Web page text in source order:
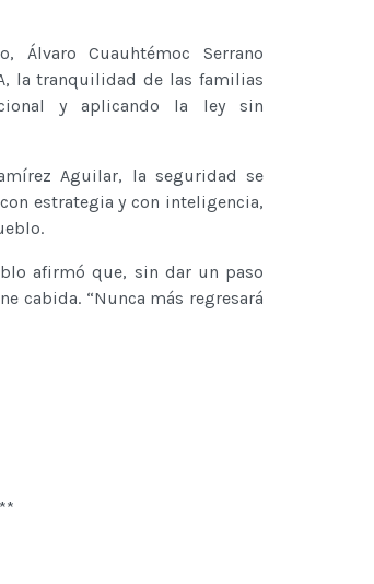
Álvaro Cuauhtémoc Serrano
la tranquilidad de las familias
y aplicando la ley sin
Aguilar, la seguridad se
estrategia y con inteligencia,
afirmó que, sin dar un paso
cabida. “Nunca más regresará